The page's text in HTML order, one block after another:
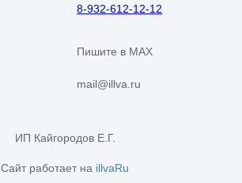
8-932-612-12-12
Пишите в MAX
mail@illva.ru
ИП Кайгородов Е.Г.
Сайт работает на illvaRu